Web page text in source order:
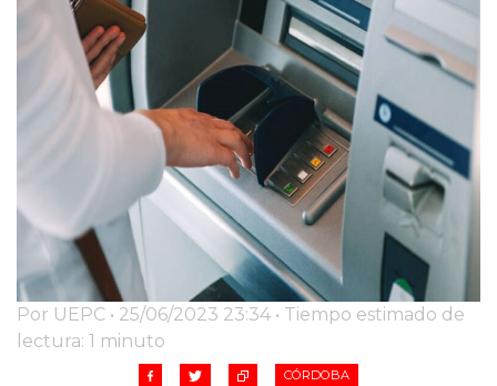
Cruz del Eje
Corredor de Ansenuza
La Carlota y zona
Laboulaye y sur
Bell Ville
Río Tercero
Despeñaderos
Por UEPC • 25/06/2023 23:34 • Tiempo estimado de
lectura: 1 minuto
CÓRDOBA